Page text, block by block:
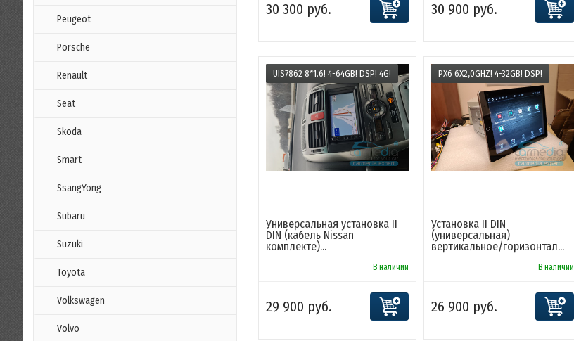
Peugeot
Porsche
Renault
Seat
Skoda
Smart
SsangYong
Subaru
Suzuki
Toyota
Volkswagen
Volvo
30 300 руб. 30 900 руб.
UIS7862 8*1.6! 4-64GB! DSP! 4G!
Универсальная установка II
DIN (кабель Nissan
комплекте)...
В наличии
29 900 руб.
PX6 6X2,0GHZ! 4-32GB! DSP!
Установка II DIN
(универсальная)
вертикальное/горизонтал...
В наличии
26 900 руб.